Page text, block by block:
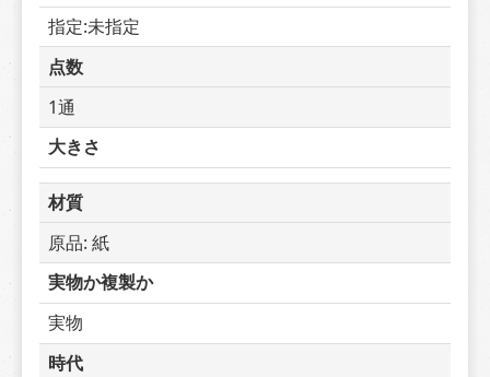
指定:未指定
点数
1通
大きさ
材質
原品: 紙
実物か複製か
実物
時代